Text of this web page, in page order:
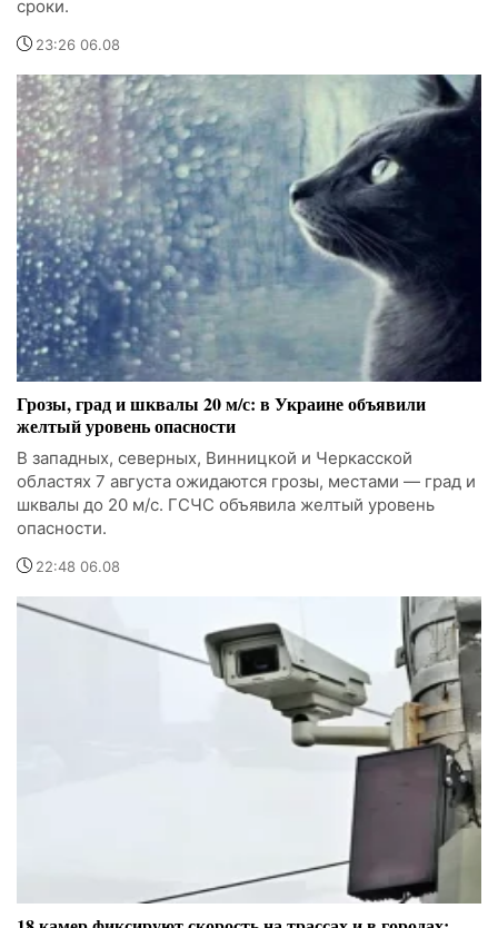
сроки.
23:26 06.08
Грозы, град и шквалы 20 м/с: в Украине объявили
желтый уровень опасности
В западных, северных, Винницкой и Черкасской
областях 7 августа ожидаются грозы, местами — град и
шквалы до 20 м/с. ГСЧС объявила желтый уровень
опасности.
22:48 06.08